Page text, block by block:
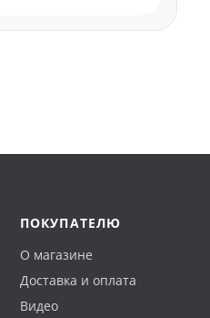
ПОКУПАТЕЛЮ
О магазине
Доставка и оплата
Видео